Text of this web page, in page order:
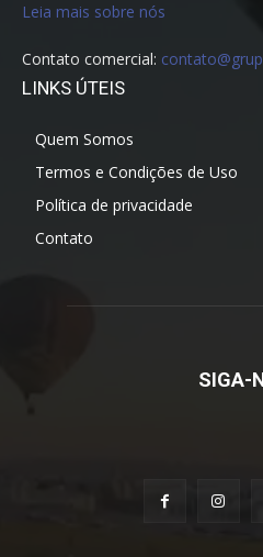
Leia mais sobre nós
Contato comercial:
LINKS ÚTEIS
Quem Somos
Termos e Condições de Uso
Política de privacidade
Contato
SIGA-